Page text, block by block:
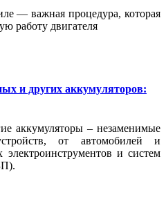
— важная процедура, которая
работу двигателя
и других аккумуляторов:
аккумуляторы – незаменимые
от автомобилей и
и систем